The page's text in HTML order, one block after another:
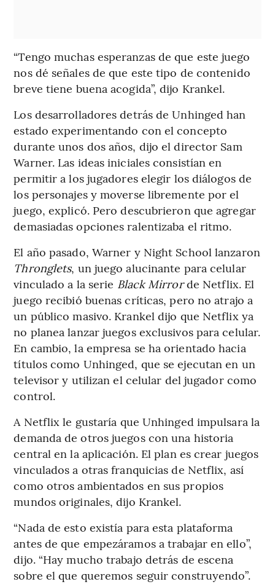
“Tengo muchas esperanzas de que este juego
nos dé señales de que este tipo de contenido
breve tiene buena acogida”, dijo Krankel.
Los desarrolladores detrás de Unhinged han
estado experimentando con el concepto
durante unos dos años, dijo el director Sam
Warner. Las ideas iniciales consistían en
permitir a los jugadores elegir los diálogos de
los personajes y moverse libremente por el
juego, explicó. Pero descubrieron que agregar
demasiadas opciones ralentizaba el ritmo.
El año pasado, Warner y Night School lanzaron
Thronglets, un juego alucinante para celular
vinculado a la serie Black Mirrorde Netflix. El
juego recibió buenas críticas, pero no atrajo a
un público masivo. Krankel dijo que Netflix ya
no planea lanzar juegos exclusivos para celular.
En cambio, la empresa se ha orientado hacia
títulos como Unhinged, que se ejecutan en un
televisor y utilizan el celular del jugador como
control.
A Netflix le gustaría que Unhinged impulsara la
demanda de otros juegos con una historia
central en la aplicación. El plan es crear juegos
vinculados a otras franquicias de Netflix, así
como otros ambientados en sus propios
mundos originales, dijo Krankel.
“Nada de esto existía para esta plataforma
antes de que empezáramos a trabajar en ello”,
dijo. “Hay mucho trabajo detrás de escena
sobre el que queremos seguir construyendo”.